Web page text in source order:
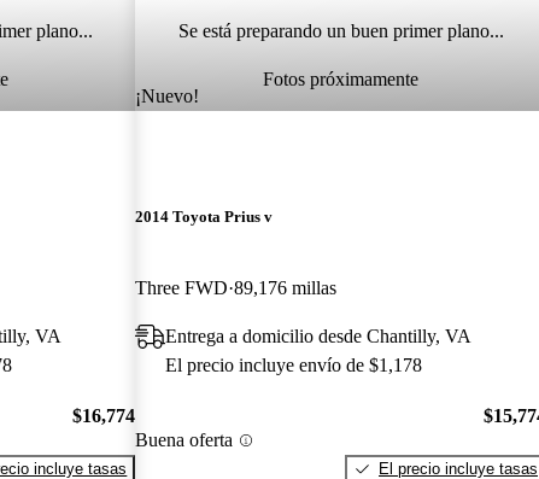
plano...
VA
$16,774
incluye tasas
Se está preparando un buen primer plano...
Fotos próximamente
¡Nuevo!
2014 Toyota Prius v
Three FWD 89,176 millas
Entrega a domicilio desde Chantilly, VA
El precio incluye envío de $1,178
Buena oferta
El precio incluye tasas